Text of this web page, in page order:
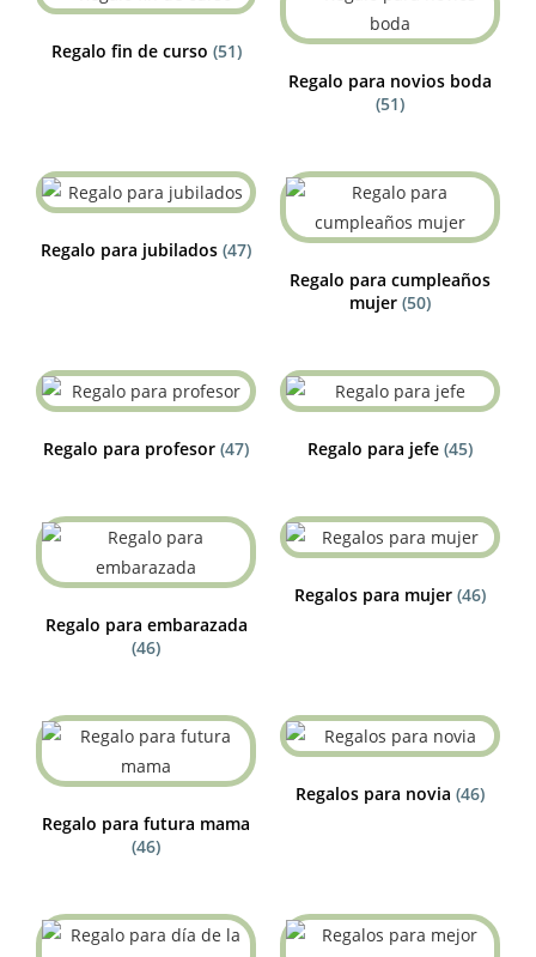
Regalo fin de curso (51)
Regalo para novios boda
(51)
Regalo para jubilados (47)
Regalo para cumpleaños
mujer (50)
Regalo para profesor (47) Regalo para jefe (45)
Regalo para embarazada
(46)
Regalos para mujer (46)
Regalo para futura mama
(46)
Regalos para novia (46)